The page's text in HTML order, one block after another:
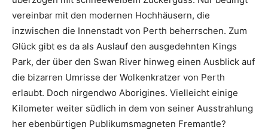
vereinbar mit den modernen Hochhäusern, die
inzwischen die Innenstadt von Perth beherrschen. Zum
Glück gibt es da als Auslauf den ausgedehnten Kings
Park, der über den Swan River hinweg einen Ausblick auf
die bizarren Umrisse der Wolkenkratzer von Perth
erlaubt. Doch nirgendwo Aborigines. Vielleicht einige
Kilometer weiter südlich in dem von seiner Ausstrahlung
her ebenbürtigen Publikumsmagneten Fremantle?